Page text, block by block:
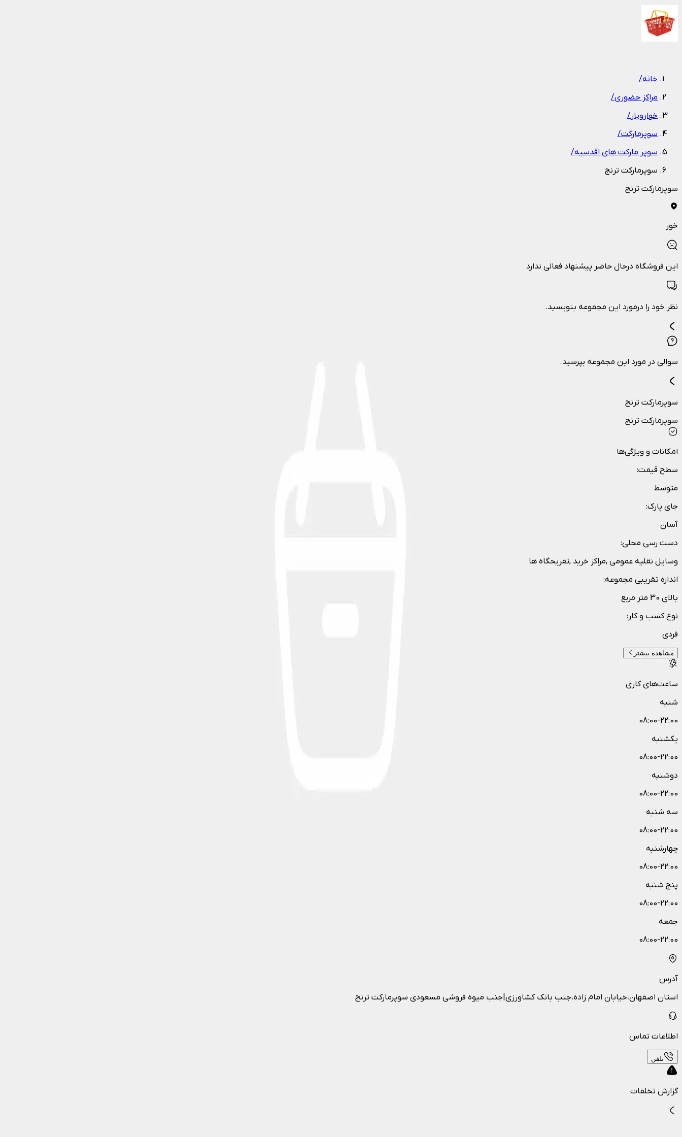
خانه/
مراکز حضوری/
خواروبار/
سوپرمارکت/
سوپر مارکت های اقدسیه/
سوپرمارکت ترنج
سوپرمارکت ترنج
خور
این فروشگاه درحال حاضر پیشنهاد فعالی ندارد
نظر خود را درمورد این مجموعه بنویسید.
سوالی در مورد این مجموعه بپرسید.
سوپرمارکت ترنج
سوپرمارکت ترنج
امکانات و ویژگی‌ها
سطح قیمت:
متوسط
جای پارک:
آسان
دست رسی محلی:
وسایل نقلیه عمومی ,مراکز خرید ,تفریحگاه ها
اندازه تقریبی مجموعه:
بالای 30 متر مربع
نوع کسب و کار :
فردی
مشاهده بیشتر
ساعت‌های کاری
شنبه
08:00-22:00
یکشنبه
08:00-22:00
دوشنبه
08:00-22:00
سه شنبه
08:00-22:00
چهارشنبه
08:00-22:00
پنج شنبه
08:00-22:00
جمعه
08:00-22:00
آدرس
استان اصفهان،خیابان امام زاده،جنب بانک کشاورزی|جنب میوه فروشی مسعودی سوپرمارکت ترنج
اطلاعات تماس
تلفن
گزارش تخلفات